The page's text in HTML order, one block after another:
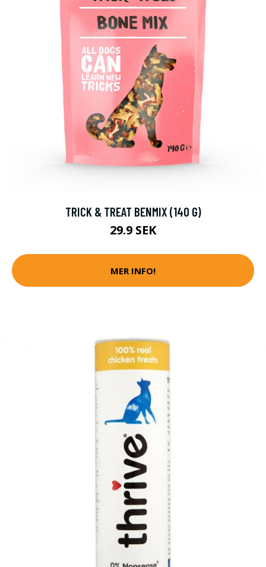
TRICK & TREAT BENMIX (140 G)
29.9 SEK
MER INFO!